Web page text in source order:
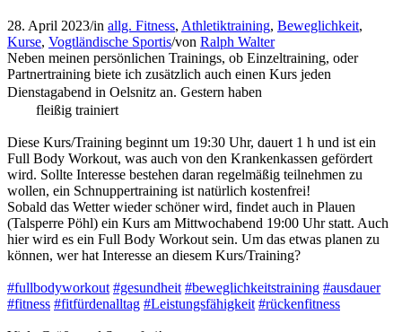
28. April 2023/in allg. Fitness, Athletiktraining, Beweglichkeit,
Kurse, Vogtländische Sportis/von Ralph Walter
Neben meinen persönlichen Trainings, ob Einzeltraining, oder
Partnertraining biete ich zusätzlich auch einen Kurs jeden
Dienstagabend in Oelsnitz an. Gestern haben
fleißig trainiert
Diese Kurs/Training beginnt um 19:30 Uhr, dauert 1 h und ist ein
Full Body Workout, was auch von den Krankenkassen gefördert
wird. Sollte Interesse bestehen daran regelmäßig teilnehmen zu
wollen, ein Schnuppertraining ist natürlich kostenfrei!
Sobald das Wetter wieder schöner wird, findet auch in Plauen
(Talsperre Pöhl) ein Kurs am Mittwochabend 19:00 Uhr statt. Auch
hier wird es ein Full Body Workout sein. Um das etwas planen zu
können, wer hat Interesse an diesem Kurs/Training?
#fullbodyworkout #gesundheit #beweglichkeitstraining #ausdauer
#fitness #fitfürdenalltag #Leistungsfähigkeit #rückenfitness